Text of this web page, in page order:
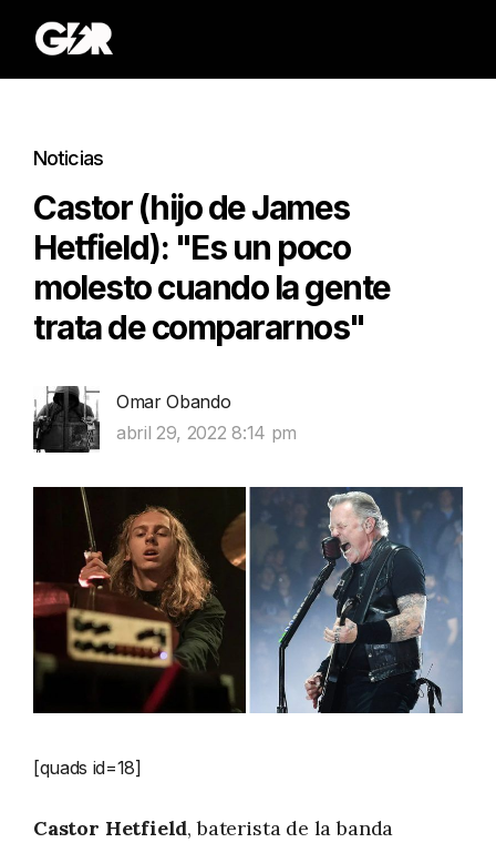
Noticias
Castor (hijo de James
Hetfield): "Es un poco
molesto cuando la gente
trata de compararnos"
Omar Obando
abril 29, 2022 8:14 pm
[quads id=18]
Castor Hetfield, baterista de la banda